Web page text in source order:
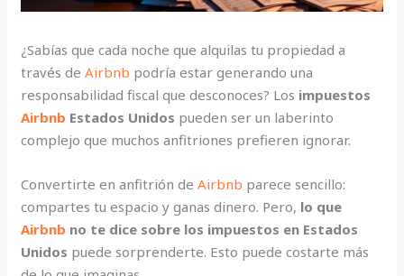
¿Sabías que cada noche que alquilas tu propiedad a
través deAirbnb podría estar generando una
responsabilidad fiscal que desconoces? Los impuestos
Airbnb Estados Unidos pueden ser un laberinto
complejo que muchos anfitriones prefieren ignorar.
Convertirte en anfitrión deAirbnb parece sencillo:
compartes tu espacio y ganas dinero. Pero, lo que
Airbnb no te dice sobre los impuestos en Estados
Unidos puede sorprenderte. Esto puede costarte más